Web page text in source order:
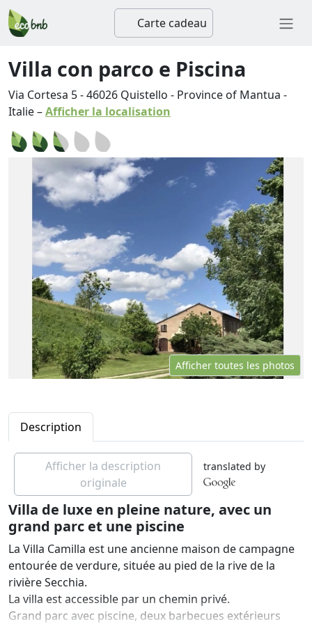
Carte cadeau
Villa con parco e Piscina
Via Cortesa 5-46026 Quistello - Province of Mantua -
Italie–Afficher la localisation
Afficher toutes les photos
Description
Afficher la description
originale
translated by
Villa de luxe en pleine nature, avec un
grand parc et une piscine
La Villa Camilla est une ancienne maison de campagne
entourée de verdure, située au pied de la rive de la
rivière Secchia.
La villa est accessible par un chemin privé.
Grand parc avec piscine, deux barbecues extérieurs